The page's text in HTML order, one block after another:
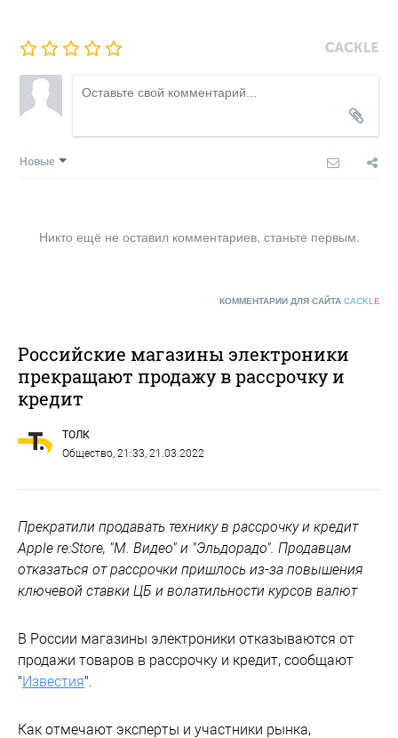
Новые
Никто ещё не оставил комментариев, станьте первым.
КОММЕНТАРИИ ДЛЯ САЙТА CACKL E
Российские магазины электроники
прекращают продажу в рассрочку и
кредит
ТОЛК
Общество, 21:33, 21.03.2022
Прекратили продавать технику в рассрочку и кредит
Apple re:Store, "М. Видео" и "Эльдорадо". Продавцам
отказаться от рассрочки пришлось из-за повышения
ключевой ставки ЦБ и волатильности курсов валют
В России магазины электроники отказываются от
продажи товаров в рассрочку и кредит, сообщают
"Известия".
Как отмечают эксперты и участники рынка,